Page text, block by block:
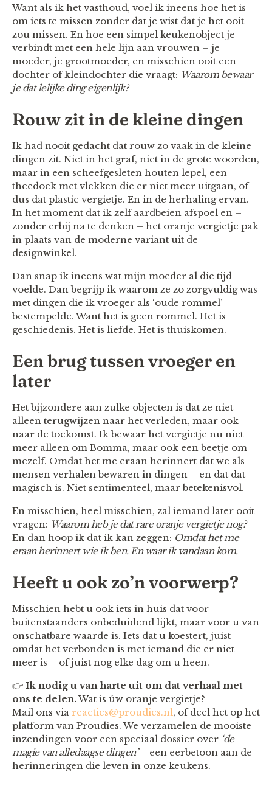
Want als ik het vasthoud, voel ik ineens hoe het is
om iets te missen zonder dat je wist dat je het ooit
zou missen. En hoe een simpel keukenobject je
verbindt met een hele lijn aan vrouwen – je
moeder, je grootmoeder, en misschien ooit een
dochter of kleindochter die vraagt: Waarom bewaar
je dat lelijke ding eigenlijk?
Rouw zit in de kleine dingen
Ik had nooit gedacht dat rouw zo vaak in de kleine
dingen zit. Niet in het graf, niet in de grote woorden,
maar in een scheefgesleten houten lepel, een
theedoek met vlekken die er niet meer uitgaan, of
dus dat plastic vergietje. En in de herhaling ervan.
In het moment dat ik zelf aardbeien afspoel en –
zonder erbij na te denken – het oranje vergietje pak
in plaats van de moderne variant uit de
designwinkel.
Dan snap ik ineens wat mijn moeder al die tijd
voelde. Dan begrijp ik waarom ze zo zorgvuldig was
met dingen die ik vroeger als ‘oude rommel’
bestempelde. Want het is geen rommel. Het is
geschiedenis. Het is liefde. Het is thuiskomen.
Een brug tussen vroeger en
later
Het bijzondere aan zulke objecten is dat ze niet
alleen terugwijzen naar het verleden, maar ook
naar de toekomst. Ik bewaar het vergietje nu niet
meer alleen om Bomma, maar ook een beetje om
mezelf. Omdat het me eraan herinnert dat we als
mensen verhalen bewaren in dingen – en dat dat
magisch is. Niet sentimenteel, maar betekenisvol.
En misschien, heel misschien, zal iemand later ooit
vragen: Waarom heb je dat rare oranje vergietje nog?
En dan hoop ik dat ik kan zeggen: Omdat het me
eraan herinnert wie ik ben. En waar ik vandaan kom.
Heeft u ook zo’n voorwerp?
Misschien hebt u ook iets in huis dat voor
buitenstaanders onbeduidend lijkt, maar voor u van
onschatbare waarde is. Iets dat u koestert, juist
omdat het verbonden is met iemand die er niet
meer is – of juist nog elke dag om u heen.
👉 Ik nodig u van harte uit om dat verhaal met
ons te delen.Wat is úw oranje vergietje?
Mail ons via reacties@proudies.nl, of deel het op het
platform van Proudies. We verzamelen de mooiste
inzendingen voor een speciaal dossier over ‘de
magie van alledaagse dingen’– een eerbetoon aan de
herinneringen die leven in onze keukens.